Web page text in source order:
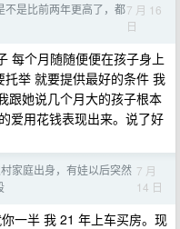
不是比前两年更高了，都7 月 16
日
每个月随随便便在孩子身上
举 就要提供最好的条件 我
跟她说几个月大的孩子根本
爱用花钱表现出来。说了好
家庭出身，有娃以后突然 7 月
14 日
一半 我 21 年上车买房。现